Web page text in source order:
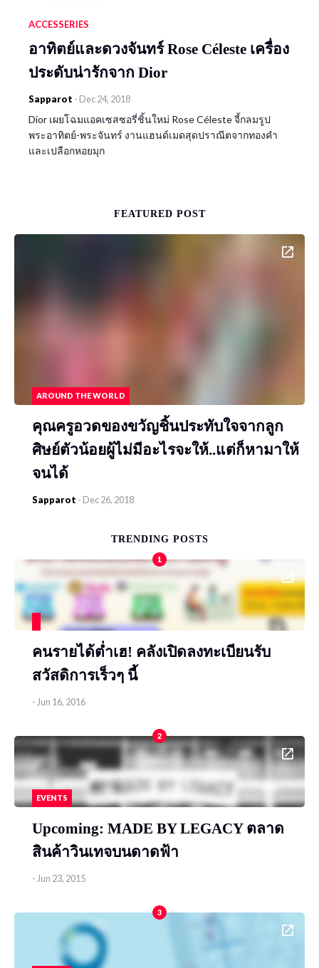
ACCESSERIES
อาทิตย์และดวงจันทร์ Rose Céleste เครื่อง
ประดับน่ารักจาก Dior
Sapparot - Dec 24, 2018
Dior เผยโฉมแอคเซสซอรี่ชิ้นใหม่ Rose Céleste จี้กลมรูป
พระอาทิตย์-พระจันทร์ งานแฮนด์เมดสุดปราณีตจากทองคำ
และเปลือกหอยมุก
FEATURED POST
AROUND THE WORLD
คุณครูอวดของขวัญชิ้นประทับใจจากลูก
ศิษย์ตัวน้อยผู้ไม่มีอะไรจะให้..แต่ก็หามาให้
จนได้
Sapparot - Dec 26, 2018
TRENDING POSTS
1
คนรายได้ต่ำเฮ! คลังเปิดลงทะเบียนรับ
สวัสดิการเร็วๆ นี้
- Jun 16, 2016
2
EVENTS
Upcoming: MADE BY LEGACY ตลาด
สินค้าวินเทจบนดาดฟ้า
- Jun 23, 2015
3